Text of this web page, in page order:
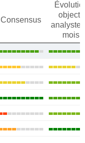
Consensus
objectif
mois